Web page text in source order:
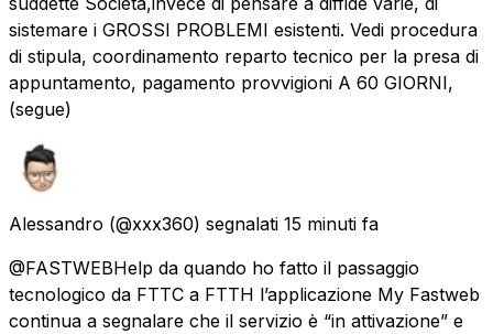
sistemare i GROSSI PROBLEMI esistenti. Vedi procedura
di stipula, coordinamento reparto tecnico per la presa di
appuntamento, pagamento provvigioni A 60 GIORNI,
(segue)
Alessandro (@xxx360) segnalati 15 minuti fa
@FASTWEBHelp da quando ho fatto il passaggio
tecnologico da FTTC a FTTH l’applicazione My Fastweb
continua a segnalare che il servizio è “in attivazione” e